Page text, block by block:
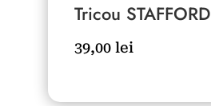
Tricou STAFFORD
39,00 lei